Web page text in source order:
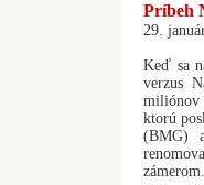
Príbeh
29.
Keď sa
verzus
miliónov
ktorú
(BMG)
zámerom.